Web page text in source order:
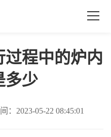
程中的炉内
多少
2023-05-22 08:45:01